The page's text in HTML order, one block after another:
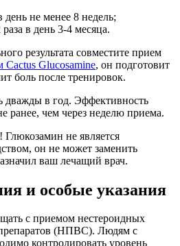
день не менее 8 недель;
в день 3-4 месяца.
результата совместите прием
Glucosamine, он подготовит
боль после тренировок.
дважды в год. Эффективность
ранее, чем через неделю приема.
не является
он не может заменить
ваш лечащий врач.
и особые указания
с приемом нестероидных
(НПВС). Людям с
контролировать уровень